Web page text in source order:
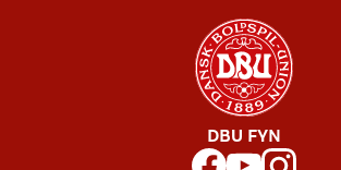
DBU FYN